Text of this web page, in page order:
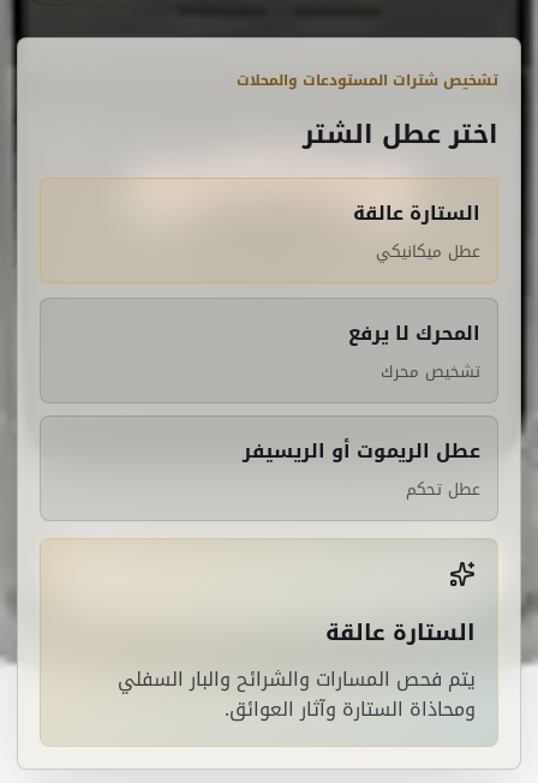
تشخيص شترات المستودعات والمحلات
اختر عطل الشتر
الستارة عالقة
عطل ميكانيكي
المحرك لا يرفع
تشخيص محرك
عطل الريموت أو الريسيفر
عطل تحكم
الستارة عالقة
يتم فحص المسارات والشرائح والبار السفلي
ومحاذاة الستارة وآثار العوائق.